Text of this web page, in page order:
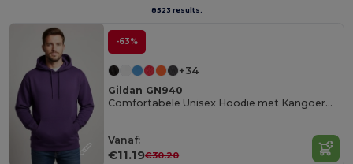
8523 results.
-63%
+34
Gildan GN940
Comfortabele Unisex Hoodie met Kangoeroezak
Vanaf:
€11.19€30.20